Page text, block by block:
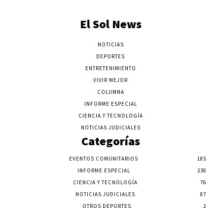
El Sol News
NOTICIAS
DEPORTES
ENTRETENIMIENTO
VIVIR MEJOR
COLUMNA
INFORME ESPECIAL
CIENCIA Y TECNOLOGÍA
NOTICIAS JUDICIALES
Categorías
EVENTOS COMUNITARIOS
185
INFORME ESPECIAL
236
CIENCIA Y TECNOLOGÍA
76
NOTICIAS JUDICIALES
87
OTROS DEPORTES
2